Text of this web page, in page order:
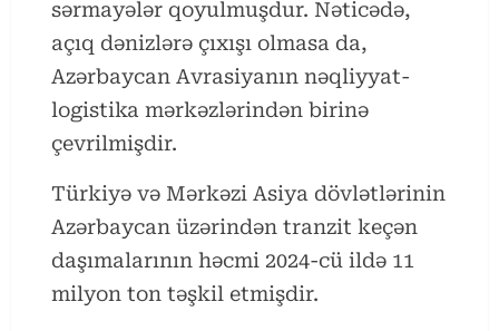
sərmayələr qoyulmuşdur. Nəticədə,
açıq dənizlərə çıxışı olmasa da,
Azərbaycan Avrasiyanın nəqliyyat-
logistika mərkəzlərindən birinə
çevrilmişdir.
Türkiyә vә Mәrkәzi Asiya dövlәtlәrinin
Azәrbaycan üzәrindәn tranzit keçәn
daşımalarının hәcmi 2024-cü ildә 11
milyon ton təşkil etmişdir.